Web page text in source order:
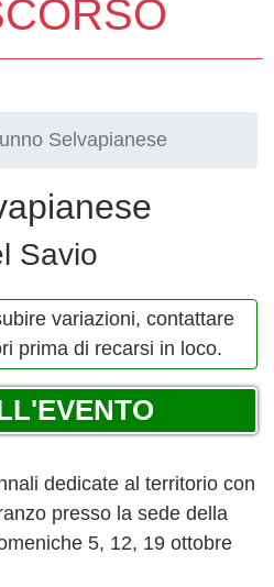
Selvapianese
Savio
variazioni, contattare
prima di recarsi in loco.
dedicate al territorio con
presso la sede della
5, 12, 19 ottobre